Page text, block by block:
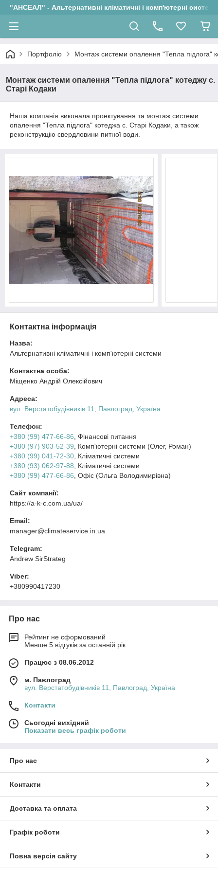
"АНСЕАЛ" - Альтернативні кліматичні і комп'ютерні системи
Портфоліо Монтаж системи опалення "Тепла підлога"
Монтаж системи опалення "Тепла підлога" котеджу с.
Старі Кодаки
Наша компанія виконала проектування та монтаж системи
опалення "Тепла підлога" котеджа с. Старі Кодаки, а також
реконструкцію свердловини питної води.
Контактна інформація
Назва:
Альтернативні кліматичні і комп'ютерні системи
Контактна особа:
Міщенко Андрій Олексійович
Адреса:
вул. Верстатобудівників 11, Павлоград, Україна
Телефон:
+380 (99) 477-66-86 , Фінансові питання
+380 (97) 903-52-39 , Комп'ютерні системи (Олег, Роман)
+380 (99) 041-72-30 , Кліматичні системи
+380 (93) 062-97-88 , Кліматичні системи
+380 (99) 477-66-86 , Офіс (Ольга Володимирівна)
Сайт компанії:
https://a-k-c.com.ua/ua/
Email:
manager@climateservice.in.ua
Telegram:
Andrew SirStrateg
Viber:
+380990417230
Про нас
Рейтинг не сформований
Менше 5 відгуків за останній рік
Працює з 08.06.2012
м. Павлоград
вул. Верстатобудівників 11, Павлоград, Україна
Контакти
Сьогодні вихідний
Показати весь графік роботи
Про нас
Контакти
Доставка та оплата
Графік роботи
Повна версія сайту